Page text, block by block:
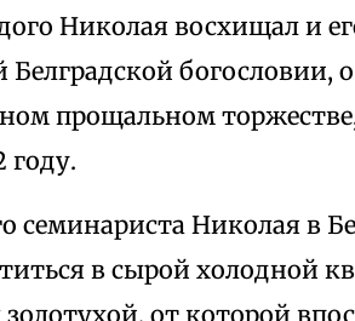
Николая восхищал и
Белградской богословии,
прощальном
году.
семинариста Николая в
в сырой холодной
золотухой, от которой